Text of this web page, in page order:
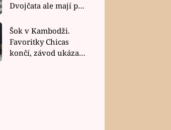
Dvojčata ale mají po
závodu nůž na krku
Šok v Kambodži.
Favoritky Chicas
končí, závod ukázal